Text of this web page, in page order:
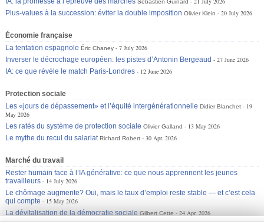
Sébastien Guinard
Plus-values à la succession: éviter la double imposition Olivier Klein 20 July 2026
Économie française
La tentation espagnole Éric Chaney
7 July 2026
Inverser le décrochage européen: les pistes d’Antonin Bergeaud
27 June 2026
IA: ce que révèle le match Paris-Londres
12 June 2026
Protection sociale
Les «jours de dépassement» et l’équité intergénérationnelle Didier Blanchet
19
May 2026
Les ratés du système de protection sociale Olivier Galland
13 May 2026
Le mythe du recul du salariat Richard Robert 30 Apr. 2026
Marché du travail
Rester humain face à l’IA générative: ce que nous apprennent les jeunes
travailleurs
14 July 2026
Le chômage augmente? Oui, mais le taux d’emploi reste stable — et c’est cela
qui compte
15 May 2026
La dévitalisation de la démocratie sociale Gilbert Cette 24 Apr. 2026